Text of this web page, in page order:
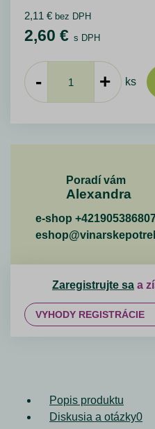
2,11 € bez DPH
2,60 € s DPH
- + ks
Poradí vám
Alexandra
e-shop
Zaregistrujte sa a
VYHODY REGISTRÁCIE
Popis produktu
Diskusia a otázky0